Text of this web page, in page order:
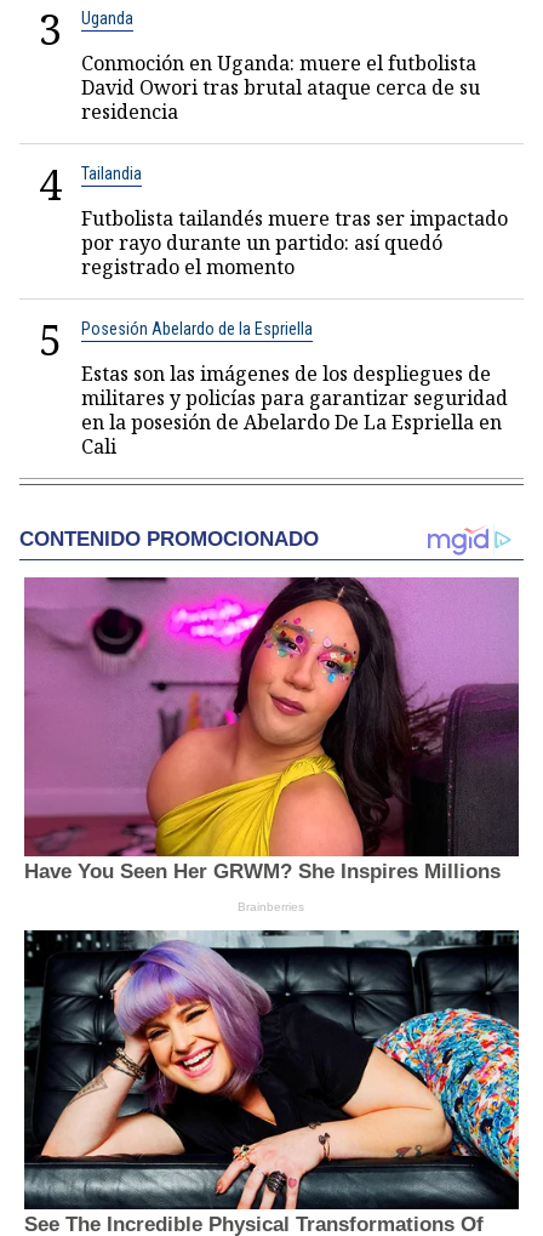
3 Uganda
Conmoción en Uganda: muere el futbolista
David Owori tras brutal ataque cerca de su
residencia
4 Tailandia
Futbolista tailandés muere tras ser impactado
por rayo durante un partido: así quedó
registrado el momento
5 Posesión Abelardo de la Espriella
Estas son las imágenes de los despliegues de
militares y policías para garantizar seguridad
en la posesión de Abelardo De La Espriella en
Cali